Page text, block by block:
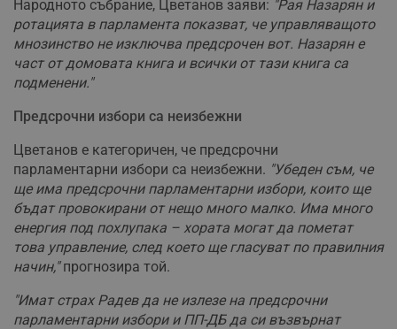
Народното събрание, Цветанов заяви: "Рая Назарян и
ротацията в парламента показват, че управляващото
мнозинство не изключва предсрочен вот. Назарян е
част от домовата книга и всички от тази книга са
подменени."
Предсрочни избори са неизбежни
Цветанов е категоричен, че предсрочни
парламентарни избори са неизбежни. "Убеден съм, че
ще има предсрочни парламентарни избори, които ще
бъдат провокирани от нещо много малко. Има много
енергия под похлупака – хората могат да пометат
това управление, след което ще гласуват по правилния
начин,"прогнозира той.
"Имат страх Радев да не излезе на предсрочни
парламентарни избори и ПП-ДБ да си възвърнат